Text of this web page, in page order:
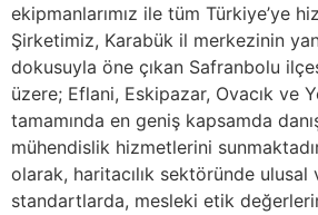
ekipmanlarımız ile tüm Türkiye’ye
Şirketimiz, Karabük il merkezinin
dokusuyla öne çıkan Safranbolu
üzere; Eflani, Eskipazar, Ovacık ve
tamamında en geniş kapsamda
mühendislik hizmetlerini
olarak, haritacılık sektöründe ulusal
standartlarda, mesleki etik